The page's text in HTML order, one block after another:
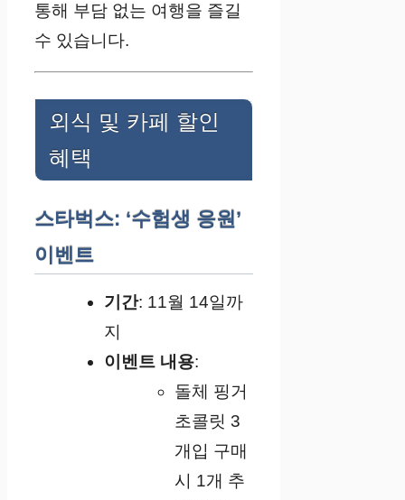
통해 부담 없는 여행을 즐길
수 있습니다.
외식 및 카페 할인
혜택
스타벅스: ‘수험생 응원’
이벤트
기간: 11월 14일까
지
이벤트 내용:
돌체 핑거
초콜릿 3
개입 구매
시 1개 추